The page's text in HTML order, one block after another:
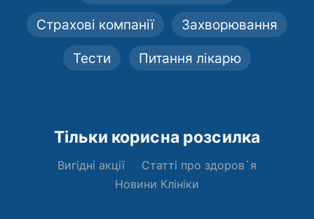
Страхові компанії Захворювання
Тести Питання лікарю
Тільки корисна розсилка
Вигідні акції
Статті про здоров`я
Новини Клініки